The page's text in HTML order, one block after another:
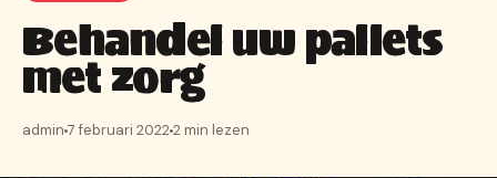
Behandel uw pallets
met zorg
admin 7 februari 20222 min lezen